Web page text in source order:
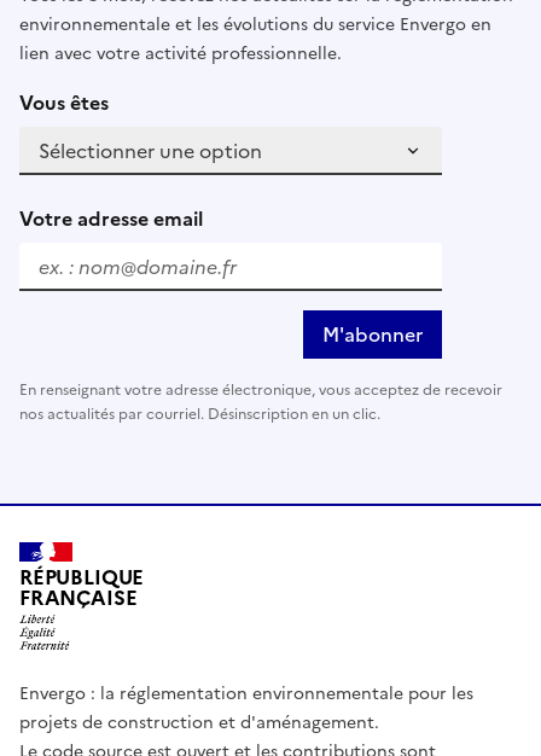
environnementale et les évolutions du service Envergo en
lien avec votre activité professionnelle.
Vous êtes
Votre adresse email
M'abonner
En renseignant votre adresse électronique, vous acceptez de recevoir
nos actualités par courriel. Désinscription en un clic.
RÉPUBLIQUE
FRANÇAISE
Envergo : la réglementation environnementale pour les
projets de construction et d'aménagement.